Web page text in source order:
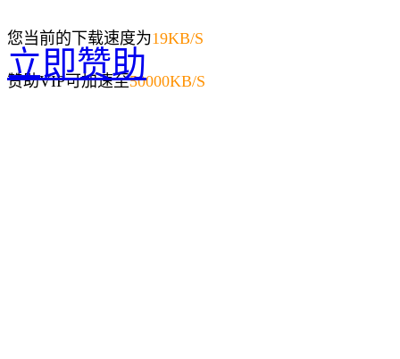
您当前的下载速度为19KB/S
赞助VIP可加速至50000KB/S
立即赞助